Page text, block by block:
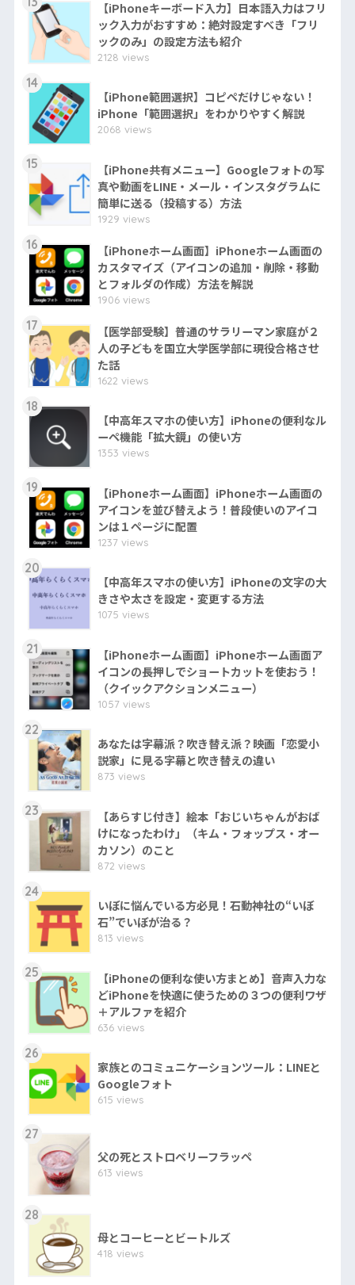
【iPhoneキーボード入力】日本語入力はフリ
ック入力がおすすめ：絶対設定すべき「フリ
ックのみ」の設定方法も紹介
2128 views
14
【iPhone範囲選択】コピペだけじゃない！
iPhone「範囲選択」をわかりやすく解説
2068 views
15
【iPhone共有メニュー】Googleフォトの写
真や動画をLINE・メール・インスタグラムに
簡単に送る（投稿する）方法
1929 views
16
【iPhoneホーム画面】iPhoneホーム画面の
カスタマイズ（アイコンの追加・削除・移動
とフォルダの作成）方法を解説
1906 views
17
【医学部受験】普通のサラリーマン家庭が２
人の子どもを国立大学医学部に現役合格させ
た話
1622 views
18
【中高年スマホの使い方】iPhoneの便利なル
ーペ機能「拡大鏡」の使い方
1353 views
19
【iPhoneホーム画面】iPhoneホーム画面の
アイコンを並び替えよう！普段使いのアイコ
ンは１ページに配置
1237 views
20
【中高年スマホの使い方】iPhoneの文字の大
きさや太さを設定・変更する方法
1075 views
21
【iPhoneホーム画面】iPhoneホーム画面ア
イコンの長押しでショートカットを使おう！
（クイックアクションメニュー）
1057 views
22
あなたは字幕派？吹き替え派？映画「恋愛小
説家」に見る字幕と吹き替えの違い
873 views
23
【あらすじ付き】絵本「おじいちゃんがおば
けになったわけ」（キム・フォップス・オー
カソン）のこと
872 views
24
いぼに悩んでいる方必見！石動神社の“いぼ
石”でいぼが治る？
813 views
25
【iPhoneの便利な使い方まとめ】音声入力な
どiPhoneを快適に使うための３つの便利ワザ
＋アルファを紹介
636 views
26
家族とのコミュニケーションツール：LINEと
Googleフォト
615 views
27
父の死とストロベリーフラッペ
613 views
28
母とコーヒーとビートルズ
418 views